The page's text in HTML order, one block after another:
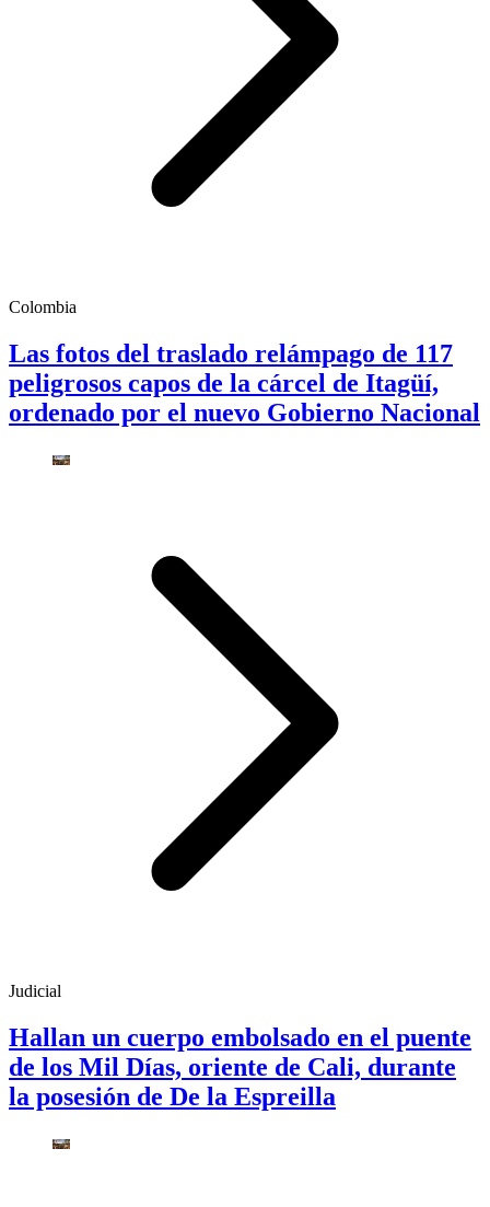
Colombia
Las fotos del traslado relámpago de 117
peligrosos capos de la cárcel de Itagüí,
ordenado por el nuevo Gobierno Nacional
Judicial
Hallan un cuerpo embolsado en el puente
de los Mil Días, oriente de Cali, durante
la posesión de De la Espreilla